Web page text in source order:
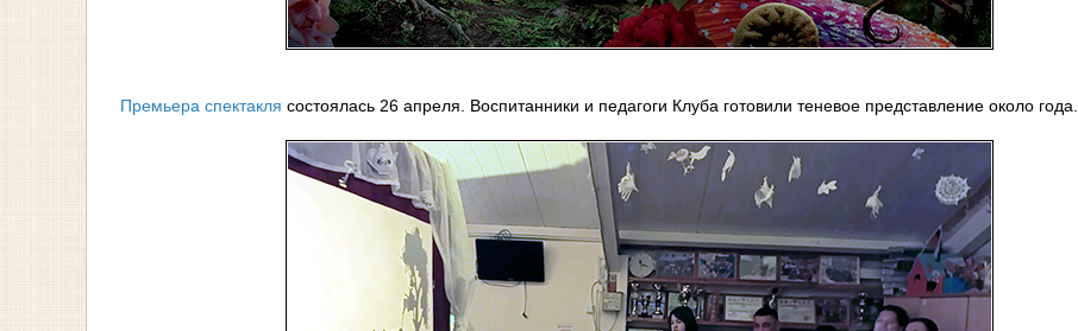
Премьера спектакля состоялась 26 апреля. Воспитанники и педагоги Клуба готовили теневое представление около года.